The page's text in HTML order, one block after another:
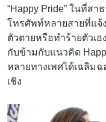
“Happy Pride” ในที่ส
โทรศัพท์หลายสายที่แจ้
ตัวตายหรือทำร้ายตัวเอ
กับข้ามกับแนวคิด
หลายทางเพศได้เฉลิม
เชิง